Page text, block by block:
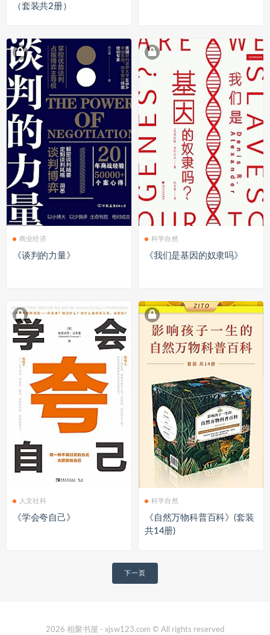
（套装共2册）
商业经济
《谈判的力量》
科学自然
《我们是基因的奴隶吗》
人文社科
《学会夸自己》
科学自然
《自然万物科普百科》(套装
共14册)
下一页
2026 相聚书屋 - xjsw123.com © All rights reserved